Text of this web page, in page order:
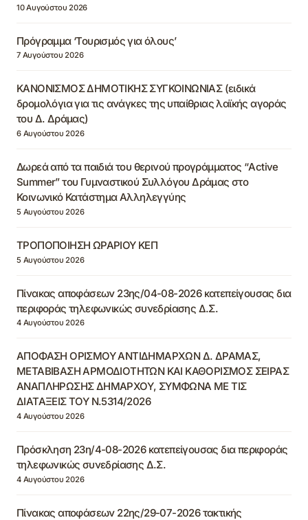
10 Αυγούστου 2026
Πρόγραμμα ‘Τουρισμός για όλους’
7 Αυγούστου 2026
ΚΑΝΟΝΙΣΜΟΣ ΔΗΜΟΤΙΚΗΣ ΣΥΓΚΟΙΝΩΝΙΑΣ (ειδικά
δρομολόγια για τις ανάγκες της υπαίθριας λαϊκής αγοράς
του Δ. Δράμας)
6 Αυγούστου 2026
Δωρεά από τα παιδιά του θερινού προγράμματος “Active
Summer” του Γυμναστικού Συλλόγου Δράμας στο
Κοινωνικό Κατάστημα Αλληλεγγύης
5 Αυγούστου 2026
ΤΡΟΠΟΠΟΙΗΣΗ ΩΡΑΡΙΟΥ ΚΕΠ
5 Αυγούστου 2026
Πίνακας αποφάσεων 23ης/04-08-2026 κατεπείγουσας δια
περιφοράς τηλεφωνικώς συνεδρίασης Δ.Σ.
4 Αυγούστου 2026
ΑΠΟΦΑΣΗ ΟΡΙΣΜΟΥ ΑΝΤΙΔΗΜΑΡΧΩΝ Δ. ΔΡΑΜΑΣ,
ΜΕΤΑΒΙΒΑΣΗ ΑΡΜΟΔΙΟΤΗΤΩΝ ΚΑΙ ΚΑΘΟΡΙΣΜΟΣ ΣΕΙΡΑΣ
ΑΝΑΠΛΗΡΩΣΗΣ ΔΗΜΑΡΧΟΥ, ΣΥΜΦΩΝΑ ΜΕ ΤΙΣ
ΔΙΑΤΑΞΕΙΣ ΤΟΥ Ν.5314/2026
4 Αυγούστου 2026
Πρόσκληση 23η/4-08-2026 κατεπείγουσας δια περιφοράς
τηλεφωνικώς συνεδρίασης Δ.Σ.
4 Αυγούστου 2026
Πίνακας αποφάσεων 22ης/29-07-2026 τακτικής